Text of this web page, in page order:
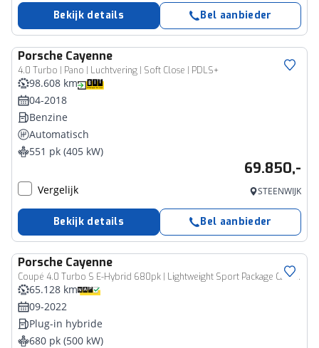
Bekijk details Bel aanbieder
Porsche Cayenne
4.0 Turbo | Pano | Luchtvering | Soft Close | PDLS+
98.608 km
04-2018
Benzine
Automatisch
551 pk (405 kW)
69.850,-
Vergelijk STEENWIJK
Bekijk details Bel aanbieder
Porsche Cayenne
Coupé 4.0 Turbo S E-Hybrid 680pk | Lightweight Sport Package Carbon | Achterasbesturing | Head-up Display | SoH 85%
65.128 km
09-2022
Plug-in hybride
680 pk (500 kW)